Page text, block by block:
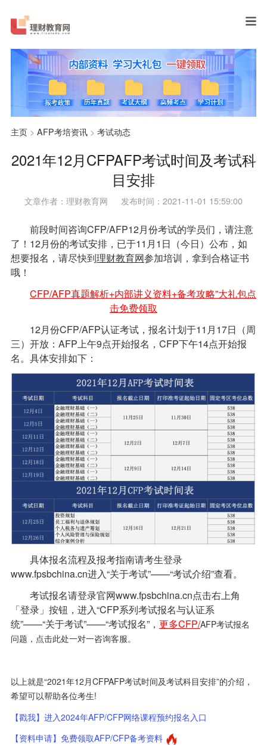
主页> AFP考培资讯> 考试动态
2021年12月CFPAFP考试时间及考试科
目安排
文章作者：理财教育网 发布时间：2021-11-01 15:59:00
前段时间咨询CFP/AFP12月份考试的学员们，请注意
了！12月份的考试安排，已于11月1日（今日）公布，如
想要报名，请尽快到理财教育网参加培训，拿到合格证书
哦！
CFP/AFP真题解析+内部讲义资料+备考攻略”大礼包点
击免费领取
12月份CFP/AFP认证考试，报名计划于11月17日（周
三）开放：AFP上午9点开始报名，CFP下午14点开始报
名。具体安排如下：
具体报名流程及报考指南请考生登录
www.fpsbchina.cn进入“关于考试”——“考试介绍”查看。
考试报名请登录官网www.fpsbchina.cn点击右上角
「登录」按钮，进入“CFP系列考试报名与认证系
统”——“关于考试”——“考试报名”， 更多CFP/AFP考试报名
问题，点击此处一对一咨询客服。
以上就是“2021年12月CFPAFP考试时间及考试科目安排”的介绍，
希望可以帮助各位考生!
【戳我】进入2024年AFP/CFP网络课程预约报名入口
【资料申请】免费领取AFP/CFP备考资料